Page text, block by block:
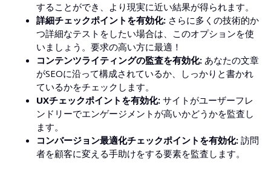
することができ、より現実に近い結果が得られます。
詳細チェックポイントを有効化: さらに多くの技術的か
つ詳細なテストをしたい場合は、このオプションを使
いましょう。要求の高い方に最適！
コンテンツライティングの監査を有効化: あなたの文章
がSEOに沿って構成されているか、しっかりと書かれ
ているかをチェックします。
UXチェックポイントを有効化: サイトがユーザーフレ
ンドリーでエンゲージメントが高いかどうかを監査し
ます。
コンバージョン最適化チェックポイントを有効化: 訪問
者を顧客に変える手助けをする要素を監査します。